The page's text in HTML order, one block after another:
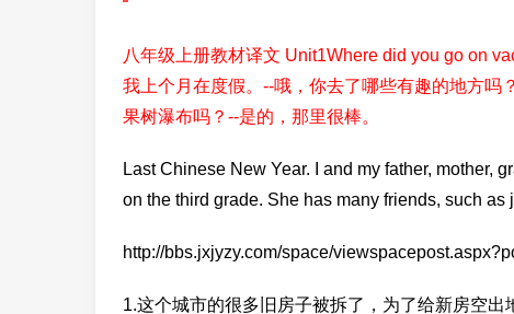
八年级上册教材译文 Unit1Where did you go on
我上个月在度假。--哦，你去了哪些有趣的地方吗
果树瀑布吗？--是的，那里很棒。
Last Chinese New Year. I and my father, mother,
on the third grade. She has many friends, such as
http://bbs.jxjyzy.com/space/
1.这个城市的很多旧房子被拆了，为了给新房空